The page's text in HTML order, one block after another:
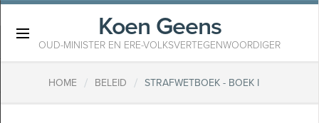
Koen Geens
OUD-MINISTER EN ERE-VOLKSVERTEGENWOORDIGER
HOME / BELEID / STRAFWETBOEK - BOEK I